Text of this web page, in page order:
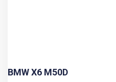
BMW X6 M50D